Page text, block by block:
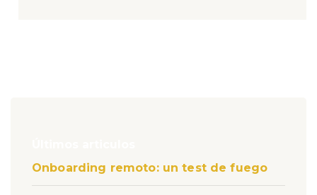
Onboarding remoto: un test de fuego